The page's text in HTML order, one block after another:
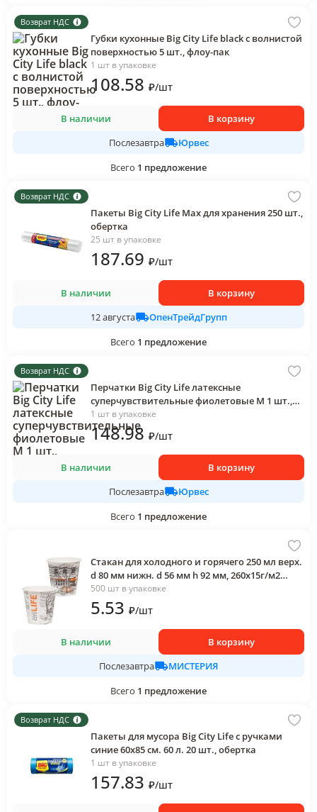
Возврат НДС
Губки кухонные Big City Life black с волнистой
поверхностью 5 шт., флоу-пак
1 шт в упаковке
108.58 ₽/шт
В наличии
В корзину
Послезавтра
Юрвес
Всего 1 предложение
Возврат НДС
Пакеты Big City Life Max для хранения 250 шт.,
обертка
25 шт в упаковке
187.69 ₽/шт
В наличии
В корзину
12 августа
ОпенТрейдГрупп
Всего 1 предложение
Возврат НДС
Перчатки Big City Life латексные
суперчувствительные фиолетовые M 1 шт.,
пакет
1 шт в упаковке
148.98 ₽/шт
В наличии
В корзину
Послезавтра
Юрвес
Всего 1 предложение
Стакан для холодного и горячего 250 мл верх.
d 80 мм нижн. d 56 мм h 92 мм, 260х15г/м2
двухслойный с рисунком Big City Life Россия
220146 картон
500 шт в упаковке
5.53 ₽/шт
В наличии
В корзину
Послезавтра
МИСТЕРИЯ
Всего 1 предложение
Возврат НДС
Пакеты для мусора Big City Life с ручками
синие 60х85 см. 60 л. 20 шт., обертка
1 шт в упаковке
157.83 ₽/шт